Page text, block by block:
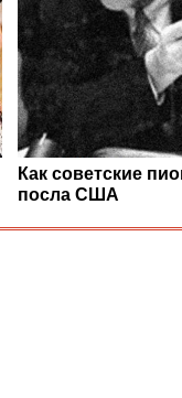
Как советские
посла США